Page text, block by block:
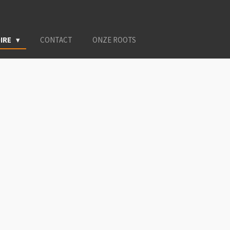
CONTACT ONZE ROOTS